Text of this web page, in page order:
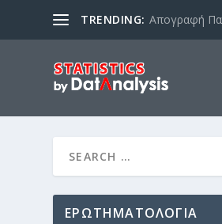
TRENDING: Απογραφή
ΕΡΩΤΗΜΑΤΟΛΟΓΙΑ